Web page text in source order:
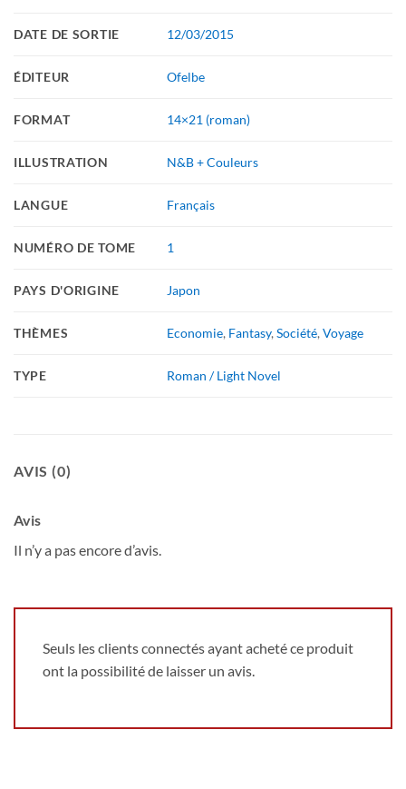
DATE DE SORTIE 12/03/2015
ÉDITEUR Ofelbe
FORMAT 14×21 (roman)
ILLUSTRATION N&B + Couleurs
LANGUE Français
NUMÉRO DE TOME 1
PAYS D'ORIGINE Japon
THÈMES Economie, Fantasy,Société,Voyage
TYPE Roman / Light Novel
AVIS (0)
Avis
Il n’y a pas encore d’avis.
Seuls les clients connectés ayant acheté ce produit
ont la possibilité de laisser un avis.